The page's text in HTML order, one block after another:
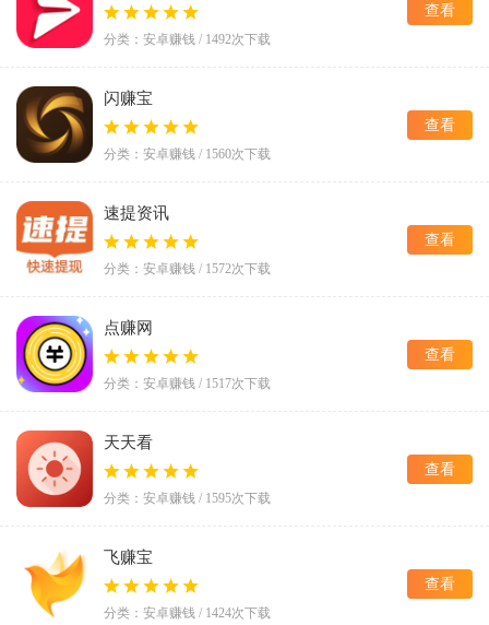
分类：安卓赚钱 / 1492次下载
查看
闪赚宝
分类：安卓赚钱 / 1560次下载
查看
速提资讯
分类：安卓赚钱 / 1572次下载
查看
点赚网
分类：安卓赚钱 / 1517次下载
查看
天天看
分类：安卓赚钱 / 1595次下载
查看
飞赚宝
分类：安卓赚钱 / 1424次下载
查看